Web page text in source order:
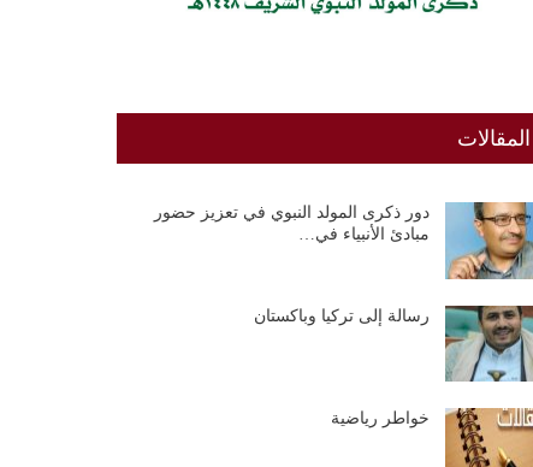
المقالات
دور ذكرى المولد النبوي في تعزيز حضور
مبادئ الأنبياء في…
رسالة إلى تركيا وباكستان
خواطر رياضية